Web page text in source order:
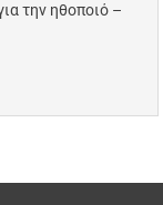
την ηθοποιό –